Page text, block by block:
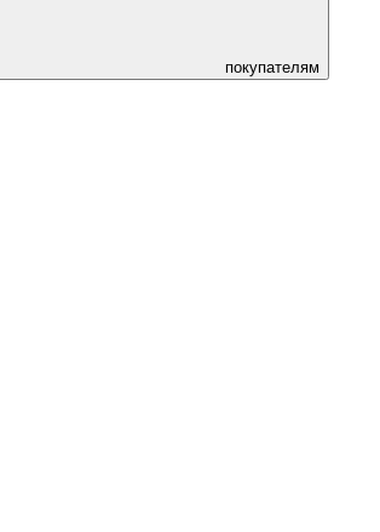
покупателям